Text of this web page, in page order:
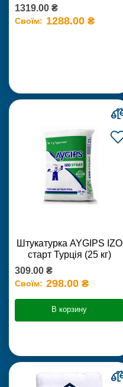
1319.00 ₴
Своїм: 1288.00 ₴
Штукатурка AYGIPS IZO
старт Турція (25 кг)
309.00 ₴
Своїм: 298.00 ₴
В корзину